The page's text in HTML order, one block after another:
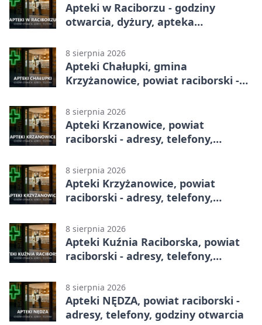
Apteki w Raciborzu - godziny
otwarcia, dyżury, apteka
8 sierpnia 2026
Apteki Chałupki, gmina
Krzyżanowice, powiat raciborski -
8 sierpnia 2026
Apteki Krzanowice, powiat
raciborski - adresy, telefony,
8 sierpnia 2026
Apteki Krzyżanowice, powiat
raciborski - adresy, telefony,
8 sierpnia 2026
Apteki Kuźnia Raciborska, powiat
raciborski - adresy, telefony,
8 sierpnia 2026
Apteki NĘDZA, powiat raciborski -
adresy, telefony, godziny otwarcia